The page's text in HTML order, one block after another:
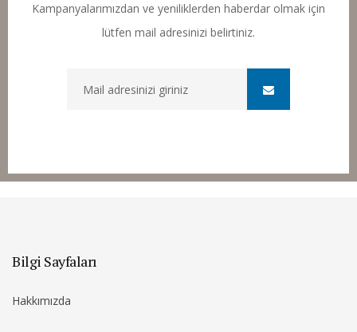
Kampanyalarımızdan ve yeniliklerden haberdar olmak için
lütfen mail adresinizi belirtiniz.
Bilgi Sayfaları
Hakkımızda